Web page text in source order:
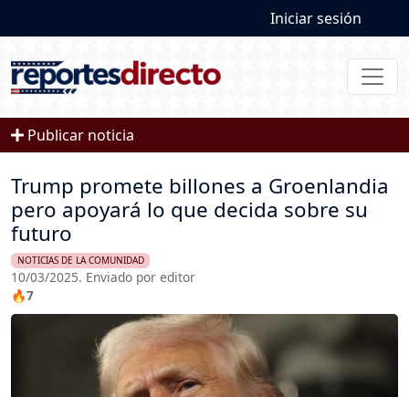
User
Iniciar sesión
Publicar noticia
Trump promete billones a Groenlandia
pero apoyará lo que decida sobre su
futuro
NOTICIAS DE LA COMUNIDAD
10/03/2025. Enviado por editor
🔥7
Imagen